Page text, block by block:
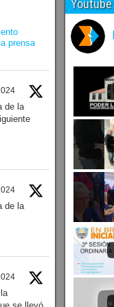
prensa
de la
de la
Youtube